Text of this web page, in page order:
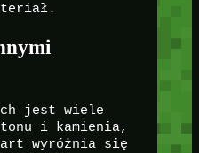
jest wiele
i kamienia,
wyróżnia się